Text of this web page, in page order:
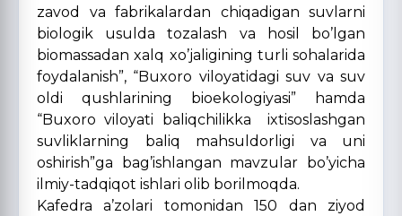
zavod va fabrikalardan chiqadigan suvlarni
biologik usulda tozalash va hosil bo’lgan
biomassadan xalq xo’jaligining turli sohalarida
foydalanish”, “Buxoro viloyatidagi suv va suv
oldi qushlarining bioekologiyasi” hamda
“Buxoro viloyati baliqchilikka ixtisoslashgan
suvliklarning baliq mahsuldorligi va uni
oshirish”ga bag’ishlangan mavzular bo’yicha
ilmiy-tadqiqot ishlari olib borilmoqda.
Kafedra a’zolari tomonidan 150 dan ziyod